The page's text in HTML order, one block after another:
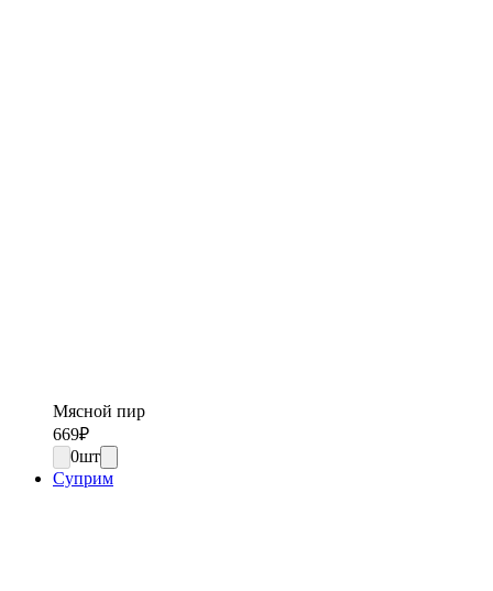
Мясной пир
669₽
0шт
Суприм